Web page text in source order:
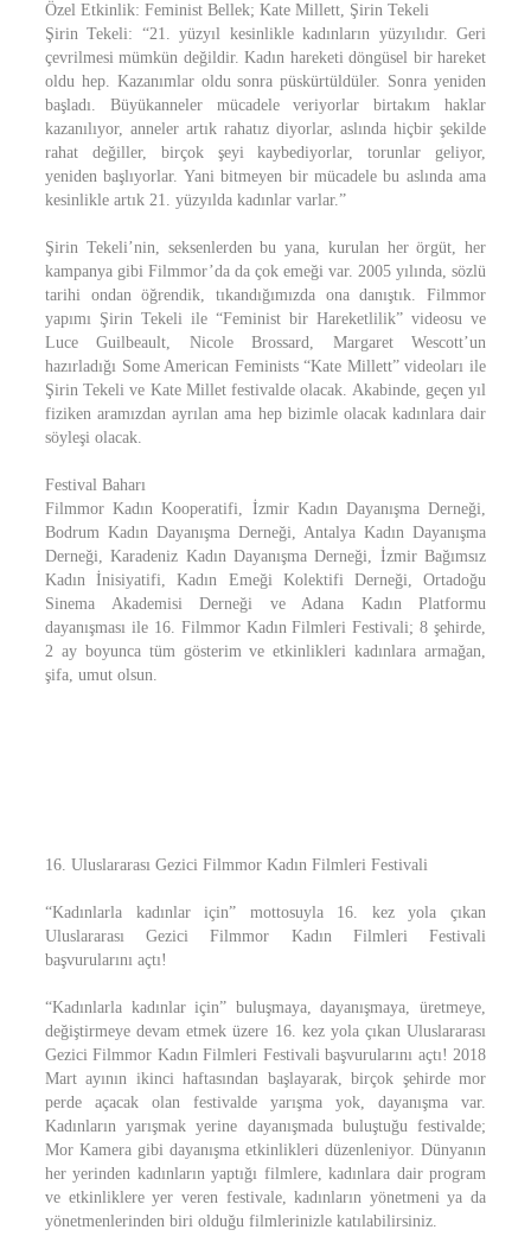
Özel Etkinlik: Feminist Bellek; Kate Millett, Şirin Tekeli
Şirin Tekeli: “21. yüzyıl kesinlikle kadınların yüzyılıdır. Geri
çevrilmesi mümkün değildir. Kadın hareketi döngüsel bir hareket
oldu hep. Kazanımlar oldu sonra püskürtüldüler. Sonra yeniden
başladı. Büyükanneler mücadele veriyorlar birtakım haklar
kazanılıyor, anneler artık rahatız diyorlar, aslında hiçbir şekilde
rahat değiller, birçok şeyi kaybediyorlar, torunlar geliyor,
yeniden başlıyorlar. Yani bitmeyen bir mücadele bu aslında ama
kesinlikle artık 21. yüzyılda kadınlar varlar.”
Şirin Tekeli’nin, seksenlerden bu yana, kurulan her örgüt, her
kampanya gibi Filmmor’da da çok emeği var. 2005 yılında, sözlü
tarihi ondan öğrendik, tıkandığımızda ona danıştık. Filmmor
yapımı Şirin Tekeli ile “Feminist bir Hareketlilik” videosu ve
Luce Guilbeault, Nicole Brossard, Margaret Wescott’un
hazırladığı Some American Feminists “Kate Millett” videoları ile
Şirin Tekeli ve Kate Millet festivalde olacak. Akabinde, geçen yıl
fiziken aramızdan ayrılan ama hep bizimle olacak kadınlara dair
söyleşi olacak.
Festival Baharı
Filmmor Kadın Kooperatifi, İzmir Kadın Dayanışma Derneği,
Bodrum Kadın Dayanışma Derneği, Antalya Kadın Dayanışma
Derneği, Karadeniz Kadın Dayanışma Derneği, İzmir Bağımsız
Kadın İnisiyatifi, Kadın Emeği Kolektifi Derneği, Ortadoğu
Sinema Akademisi Derneği ve Adana Kadın Platformu
dayanışması ile 16. Filmmor Kadın Filmleri Festivali; 8 şehirde,
2 ay boyunca tüm gösterim ve etkinlikleri kadınlara armağan,
şifa, umut olsun.
16. Uluslararası Gezici Filmmor Kadın Filmleri Festivali
“Kadınlarla kadınlar için” mottosuyla 16. kez yola çıkan
Uluslararası Gezici Filmmor Kadın Filmleri Festivali
başvurularını açtı!
“Kadınlarla kadınlar için” buluşmaya, dayanışmaya, üretmeye,
değiştirmeye devam etmek üzere 16. kez yola çıkan Uluslararası
Gezici Filmmor Kadın Filmleri Festivali başvurularını açtı! 2018
Mart ayının ikinci haftasından başlayarak, birçok şehirde mor
perde açacak olan festivalde yarışma yok, dayanışma var.
Kadınların yarışmak yerine dayanışmada buluştuğu festivalde;
Mor Kamera gibi dayanışma etkinlikleri düzenleniyor. Dünyanın
her yerinden kadınların yaptığı filmlere, kadınlara dair program
ve etkinliklere yer veren festivale, kadınların yönetmeni ya da
yönetmenlerinden biri olduğu filmlerinizle katılabilirsiniz.